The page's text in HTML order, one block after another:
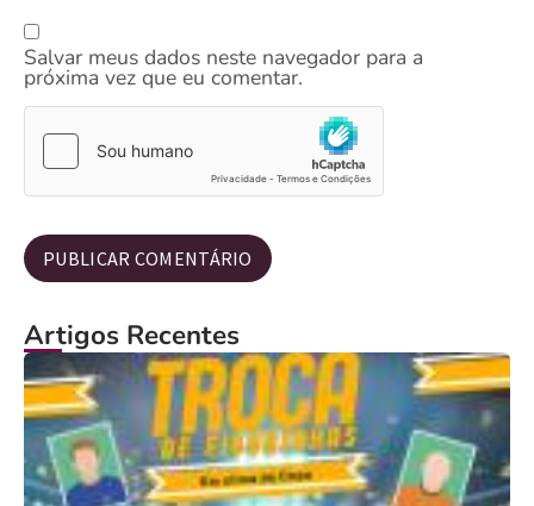
Salvar meus dados neste navegador para a
próxima vez que eu comentar.
Artigos Recentes